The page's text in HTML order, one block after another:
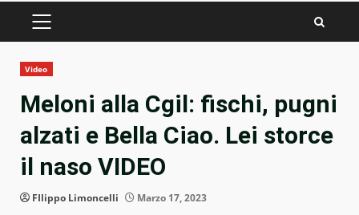
PRIMARY
Video
Meloni alla Cgil: fischi, pugni
alzati e Bella Ciao. Lei storce
il naso VIDEO
FIlippo Limoncelli Marzo 17, 2023